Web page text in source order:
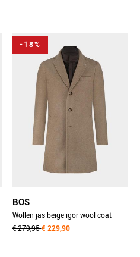
-18%
BOS
Wollen jas beige igor wool coat
25301ig43bo/820 sand
€ 279,95€ 229,90